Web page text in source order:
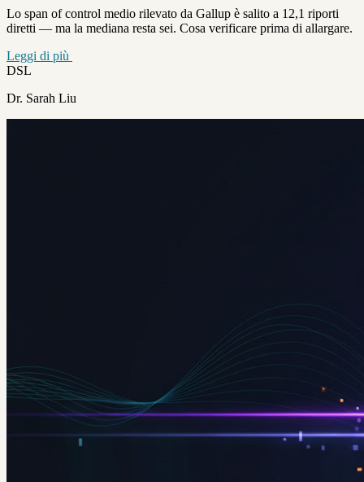
Lo span of control medio rilevato da Gallup è salito a 12,1 riporti
diretti — ma la mediana resta sei. Cosa verificare prima di allargare.
Leggi di più
DSL
Dr. Sarah Liu